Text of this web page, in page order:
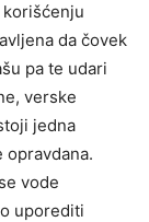
da čovek
pa te udari
verske
jedna
opravdana.
vode
uporediti